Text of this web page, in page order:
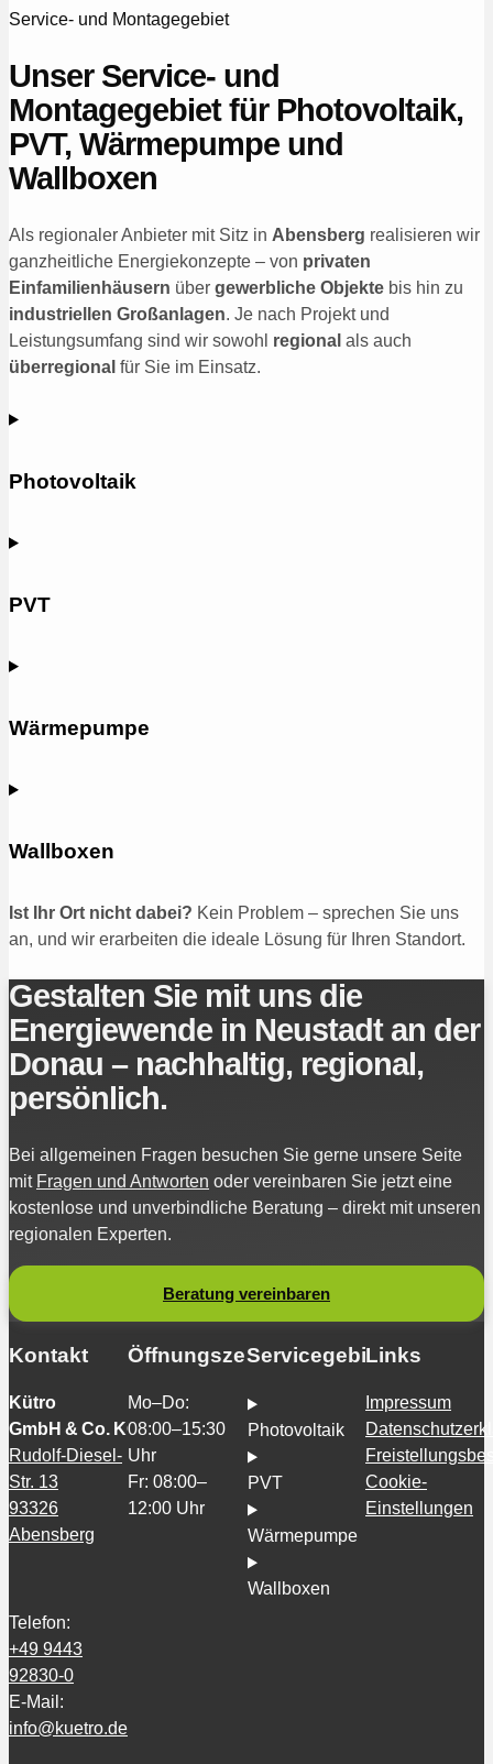
Service- und Montagegebiet
Unser Service- und
Montagegebiet für Photovoltaik,
PVT, Wärmepumpe und
Wallboxen
Als regionaler Anbieter mit Sitz in Abensberg realisieren wir
ganzheitliche Energiekonzepte – von privaten
Einfamilienhäusern über gewerbliche Objekte bis hin zu
industriellen Großanlagen. Je nach Projekt und
Leistungsumfang sind wir sowohl regional als auch
überregional für Sie im Einsatz.
Photovoltaik
PVT
Wärmepumpe
Wallboxen
Ist Ihr Ort nicht dabei? Kein Problem – sprechen Sie uns
an, und wir erarbeiten die ideale Lösung für Ihren Standort.
Gestalten Sie mit uns die
Energiewende in Neustadt an der
Donau – nachhaltig, regional,
persönlich.
Bei allgemeinen Fragen besuchen Sie gerne unsere Seite
mit Fragen und Antworten oder vereinbaren Sie jetzt eine
kostenlose und unverbindliche Beratung – direkt mit unseren
regionalen Experten.
Beratung vereinbaren
Kontakt
Kütro
GmbH & Co. KG
Rudolf-Diesel-
Str. 13
93326
Abensberg
Telefon:
+49 9443
92830-0
E-Mail:
info@kuetro.de
Öffnungszeiten
Mo–Do:
08:00–15:30
Uhr
Fr: 08:00–
12:00 Uhr
Servicegebiete
Photovoltaik
PVT
Wärmepumpe
Wallboxen
Links
Impressum
Cookie-
Einstellungen